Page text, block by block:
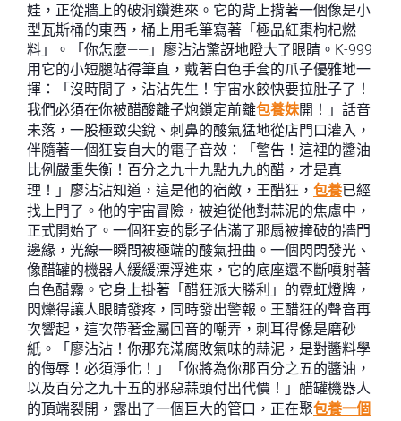
娃，正從牆上的破洞鑽進來。它的背上揹著一個像是小
型瓦斯桶的東西，桶上用毛筆寫著「極品紅棗枸杞燃
料」。「你怎麼——」廖沾沾驚訝地瞪大了眼睛。K-999
用它的小短腿站得筆直，戴著白色手套的爪子優雅地一
揮：「沒時間了，沾沾先生！宇宙水餃快要拉肚子了！
我們必須在你被醋酸離子炮鎖定前離包養妹開！」話音
未落，一股極致尖銳、刺鼻的酸氣猛地從店門口灌入，
伴隨著一個狂妄自大的電子音效：「警告！這裡的醬油
比例嚴重失衡！百分之九十九點九九的醋，才是真
理！」廖沾沾知道，這是他的宿敵，王醋狂， 包養已經
找上門了。他的宇宙冒險，被迫從他對蒜泥的焦慮中，
正式開始了。一個狂妄的影子佔滿了那扇被撞破的牆門
邊緣，光線一瞬間被極端的酸氣扭曲。一個閃閃發光、
像醋罐的機器人緩緩漂浮進來，它的底座還不斷噴射著
白色醋霧。它身上掛著「醋狂派大勝利」的霓虹燈牌，
閃爍得讓人眼睛發疼，同時發出警報。王醋狂的聲音再
次響起，這次帶著金屬回音的嘲弄，刺耳得像是磨砂
紙。「廖沾沾！你那充滿腐敗氣味的蒜泥，是對醬料學
的侮辱！必須淨化！」「你將為你那百分之五的醬油，
以及百分之九十五的邪惡蒜頭付出代價！」醋罐機器人
的頂端裂開，露出了一個巨大的管口，正在聚包養一個